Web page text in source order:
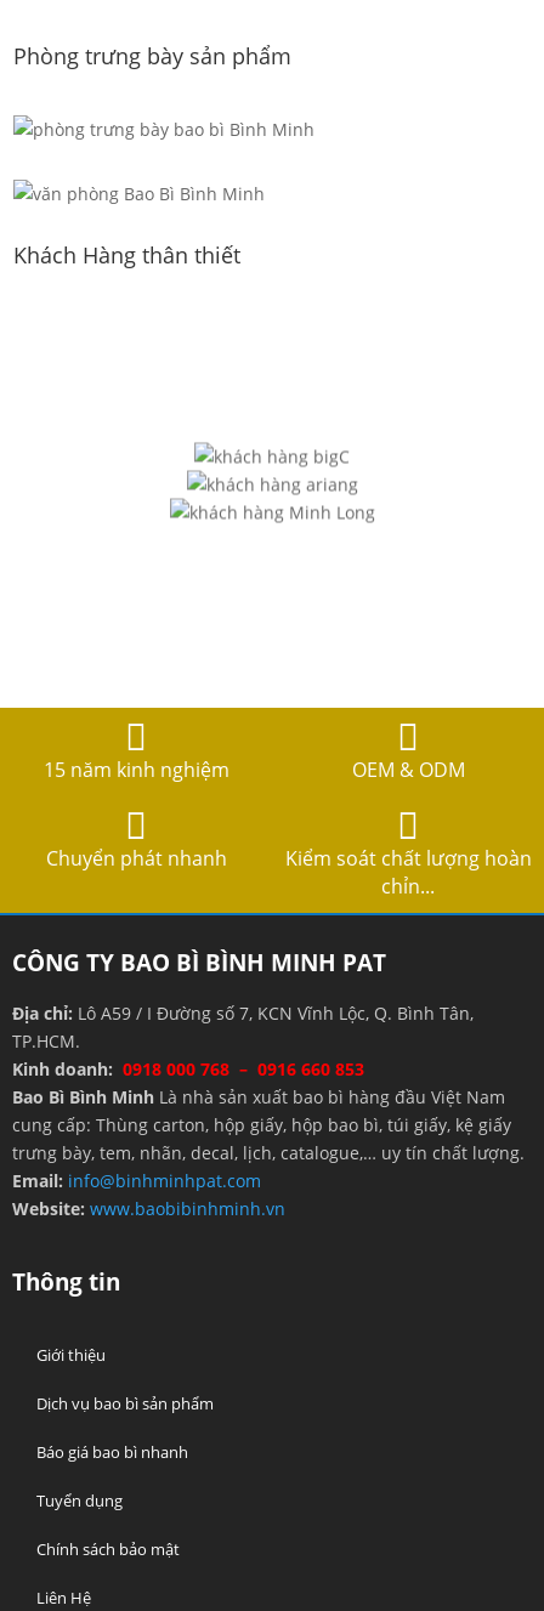
Phòng trưng bày sản phẩm
Khách Hàng thân thiết
15 năm kinh nghiệm OEM & ODM
Chuyển phát nhanh
Kiểm soát chất lượng hoàn
chỉn...
CÔNG TY BAO BÌ BÌNH MINH PAT
Địa chỉ: Lô A59 / I Đường số 7, KCN Vĩnh Lộc, Q. Bình Tân,
TP.HCM.
Kinh doanh: 0918 000 768 – 0916 660 853
Bao Bì Bình Minh Là nhà sản xuất bao bì hàng đầu Việt Nam
cung cấp: Thùng carton, hộp giấy, hộp bao bì, túi giấy, kệ giấy
trưng bày, tem, nhãn, decal, lịch, catalogue,… uy tín chất lượng.
Email: info@binhminhpat.com
Website: www.baobibinhminh.vn
Thông tin
Giới thiệu
Dịch vụ bao bì sản phẩm
Báo giá bao bì nhanh
Tuyển dụng
Chính sách bảo mật
Liên Hệ